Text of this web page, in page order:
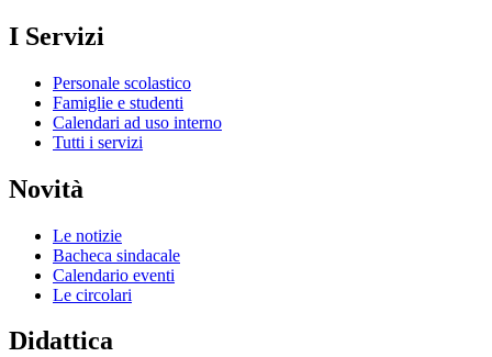
I Servizi
Personale scolastico
Famiglie e studenti
Calendari ad uso interno
Tutti i servizi
Novità
Le notizie
Bacheca sindacale
Calendario eventi
Le circolari
Didattica